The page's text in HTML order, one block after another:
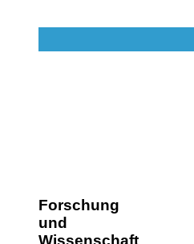
Forschung
und
Wissenschaft